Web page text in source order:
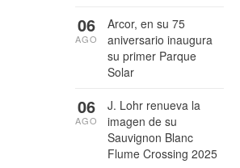
Arcor, en su 75
aniversario inaugura
su primer Parque
Solar
06
AGO
J. Lohr renueva la
imagen de su
Sauvignon Blanc
Flume Crossing 2025
06
AGO